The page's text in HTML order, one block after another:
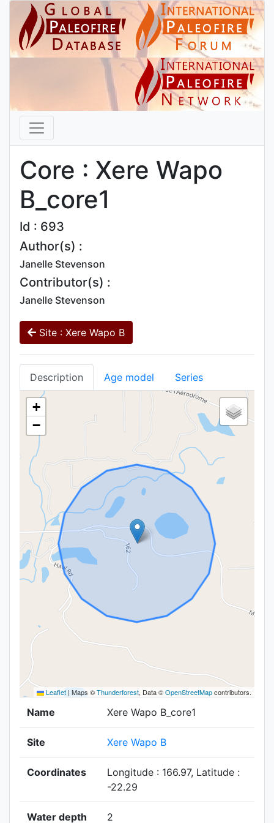
Core : Xere Wapo
B_core1
Id : 693
Author(s) :
Janelle Stevenson
Contributor(s) :
Janelle Stevenson
Site : Xere Wapo B
Description Age model Series
+
−
Leaflet | Maps ©Thunderforest, Data ©OpenStreetMapcontributors.
Name Xere Wapo B_core1
Site Xere Wapo B
Coordinates
Longitude : 166.97, Latitude :
-22.29
Water depth 2